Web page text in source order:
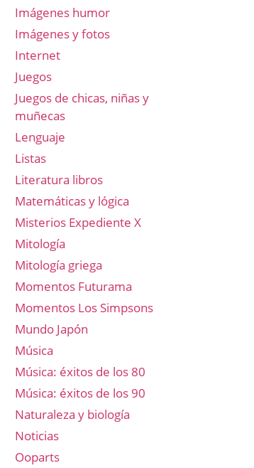
Imágenes humor
Imágenes y fotos
Internet
Juegos
Juegos de chicas, niñas y
muñecas
Lenguaje
Listas
Literatura libros
Matemáticas y lógica
Misterios Expediente X
Mitología
Mitología griega
Momentos Futurama
Momentos Los Simpsons
Mundo Japón
Música
Música: éxitos de los 80
Música: éxitos de los 90
Naturaleza y biología
Noticias
Ooparts